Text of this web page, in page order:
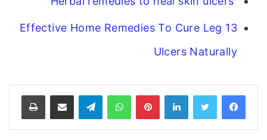
13 Effective Home Remedies To Cure Leg
Ulcers Naturally
فيسبوك تويتر لينكدإن بينتيريستواتساب تيلقرام مشاركة عبر البريد طباعة